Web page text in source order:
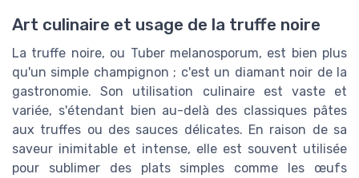
Art culinaire et usage de la truffe noire
La truffe noire, ou Tuber melanosporum, est bien plus
qu'un simple champignon ; c'est un diamant noir de la
gastronomie. Son utilisation culinaire est vaste et
variée, s'étendant bien au-delà des classiques pâtes
aux truffes ou des sauces délicates. En raison de sa
saveur inimitable et intense, elle est souvent utilisée
pour sublimer des plats simples comme les œufs